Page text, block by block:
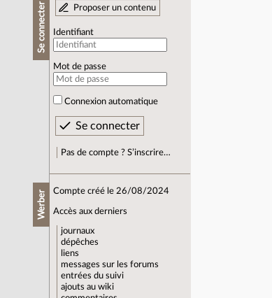
Se connecter Proposer un contenu
Identifiant
Mot de passe
Connexion automatique
Pas de compte ? S’inscrire…
Werber Compte créé le 26/08/2024
Accès aux derniers
journaux
dépêches
liens
messages sur les forums
entrées du suivi
ajouts au wiki